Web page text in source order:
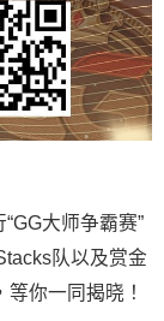
大师争霸赛”
队以及赏金
你一同揭晓！